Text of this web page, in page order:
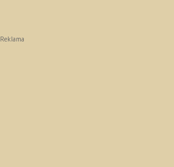
Reklama